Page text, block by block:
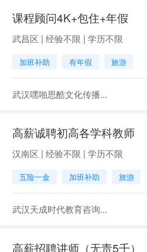
课程顾问4K+包住+年假
武昌区 | 经验不限 | 学历不限
加班补助 有年假 旅游
武汉嘿啪思酷文化传播...
高薪诚聘初高各学科教师
汉南区 | 经验不限 | 学历不限
五险一金 加班补助 旅游
武汉天成时代教育咨询...
高薪招聘讲师（无责5千）